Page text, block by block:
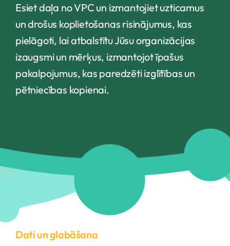
Esiet daļa no VPC un izmantojiet uzticamus
un drošus koplietošanas risinājumus, kas
pielāgoti, lai atbalstītu Jūsu organizācijas
izaugsmi un mērķus, izmantojot īpašus
pakalpojumus, kas paredzēti izglītības un
pētniecības kopienai.
Dati un glabāšana